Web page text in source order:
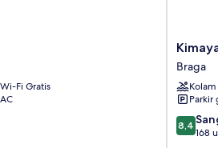
Wi-Fi Gratis
AC
Kimaya
Braga
by
Harris
Braga
Braga
Parkir
8.4
dari
8,4
168